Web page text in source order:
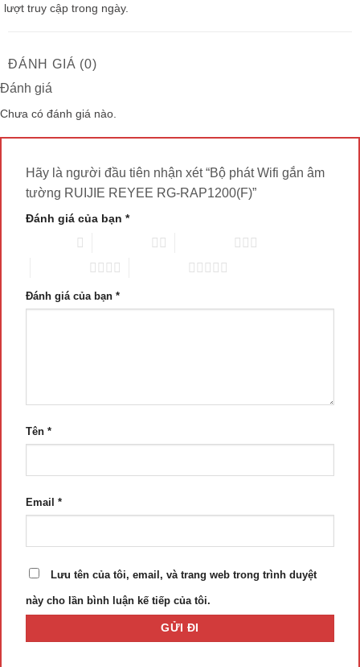
lượt truy cập trong ngày.
ĐÁNH GIÁ (0)
Đánh giá
Chưa có đánh giá nào.
Hãy là người đầu tiên nhận xét “Bộ phát Wifi gắn âm
tường RUIJIE REYEE RG-RAP1200(F)”
Đánh giá của bạn *
Đánh giá của bạn *
Tên *
Email *
Lưu tên của tôi, email, và trang web trong trình duyệt
này cho lần bình luận kế tiếp của tôi.